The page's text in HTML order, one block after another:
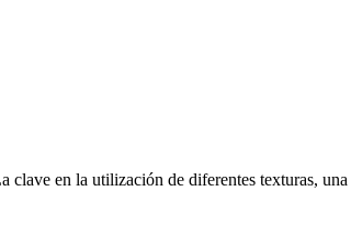
en la utilización de diferentes texturas, una